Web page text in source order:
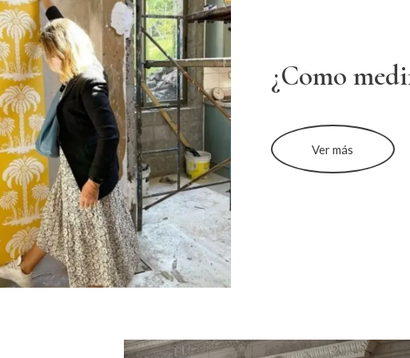
¿Como
Ver más